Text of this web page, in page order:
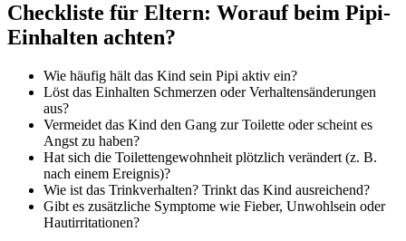
Checkliste für Eltern: Worauf beim Pipi-
Einhalten achten?
Wie häufig hält das Kind sein Pipi aktiv ein?
Löst das Einhalten Schmerzen oder Verhaltensänderungen
aus?
Vermeidet das Kind den Gang zur Toilette oder scheint es
Angst zu haben?
Hat sich die Toilettengewohnheit plötzlich verändert (z. B.
nach einem Ereignis)?
Wie ist das Trinkverhalten? Trinkt das Kind ausreichend?
Gibt es zusätzliche Symptome wie Fieber, Unwohlsein oder
Hautirritationen?